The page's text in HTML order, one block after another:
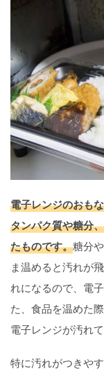
電子レンジのおも
タンパク質や糖分
たものです。糖分
ま温めると汚れが
れになるので、電
た、食品を温めた
電子レンジが汚れ
特に汚れがつきや